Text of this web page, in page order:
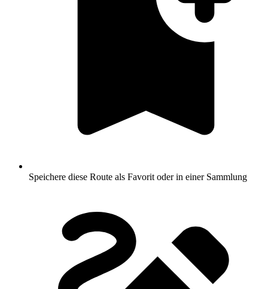
Speichere diese Route als Favorit oder in einer Sammlung